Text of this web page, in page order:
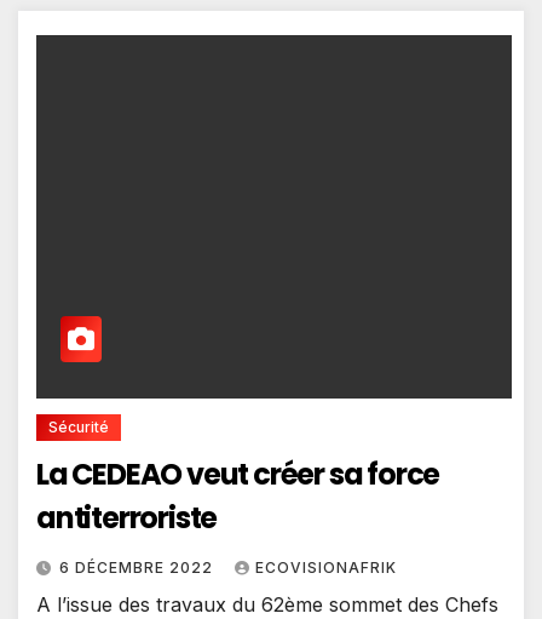
Sécurité
La CEDEAO veut créer sa force
antiterroriste
6 DÉCEMBRE 2022 ECOVISIONAFRIK
A l’issue des travaux du 62ème sommet des Chefs